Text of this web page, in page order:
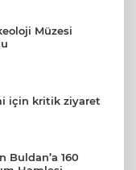
Müzesi
için kritik ziyaret
Buldan’a 160